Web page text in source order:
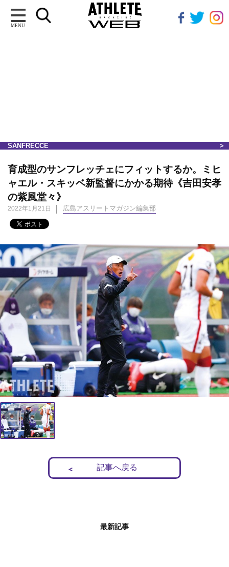
MENU
SANFRECCE
育成型のサンフレッチェにフィットするか。ミヒ
ャエル・スキッベ新監督にかかる期待《吉田安孝
の紫風堂々》
2022年1月21日 広島アスリートマガジン編集部
記事へ戻る
最新記事